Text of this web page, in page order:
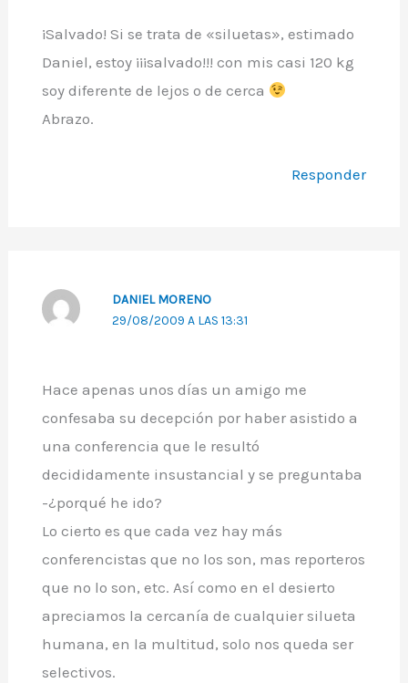
¡Salvado! Si se trata de «siluetas», estimado
Daniel, estoy ¡¡¡salvado!!! con mis casi 120 kg
soy diferente de lejos o de cerca
Abrazo.
Responder
DANIEL MORENO
29/08/2009 A LAS 13:31
Hace apenas unos días un amigo me
confesaba su decepción por haber asistido a
una conferencia que le resultó
decididamente insustancial y se preguntaba
-¿porqué he ido?
Lo cierto es que cada vez hay más
conferencistas que no los son, mas reporteros
que no lo son, etc. Así como en el desierto
apreciamos la cercanía de cualquier silueta
humana, en la multitud, solo nos queda ser
selectivos.